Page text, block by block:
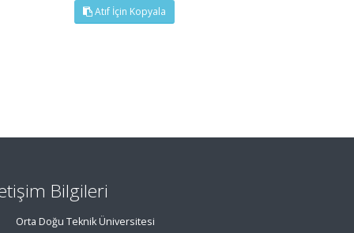
Atıf İçin Kopyala
Bilgileri
Orta Doğu Teknik Üniversitesi